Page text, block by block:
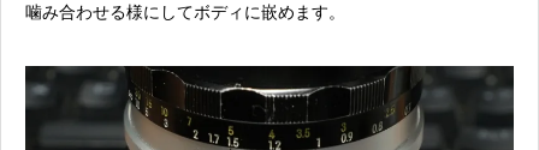
噛み合わせる様にしてボディに嵌めます。